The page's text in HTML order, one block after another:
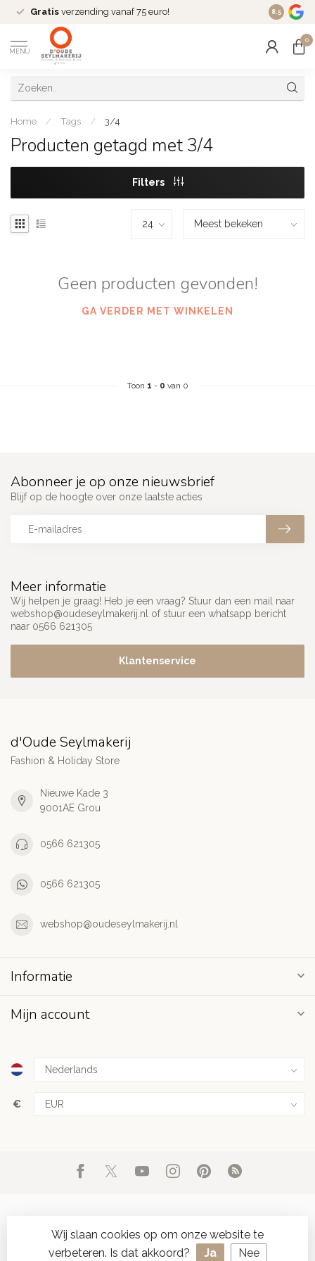
Gratis verzending vanaf 75 euro! Dé
8.5
MENU
0
Home / Tags / 3/4
Producten getagd met 3/4
Filters
Geen producten gevonden!
GA VERDER MET WINKELEN
Toon 1 - 0 van 0
Meer informatie
Wij helpen je graag! Heb je een vraag? Stuur dan een mail naar
webshop@oudeseylmakerij.nl
of stuur een whatsapp bericht
naar 0566 621305
Klantenservice
Abonneer je op onze nieuwsbrief
Blijf op de hoogte over onze laatste acties
d'Oude Seylmakerij
Fashion & Holiday Store
Nieuwe Kade 3
9001AE Grou
0566 621305
0566 621305
webshop@oudeseylmakerij.nl
Informatie
Mijn account
€
© Copyright 2026 d'Oude Seylmakerij- Powered by Lightspeed
Wij slaan cookies op om onze website te
verbeteren. Is dat akkoord?
Ja Nee